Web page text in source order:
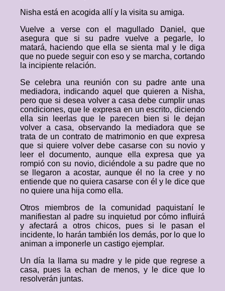
Nisha está en acogida allí y la visita su amiga.
Vuelve a verse con el magullado Daniel, que
asegura que si su padre vuelve a pegarle, lo
matará, haciendo que ella se sienta mal y le diga
que no puede seguir con eso y se marcha, cortando
la incipiente relación.
Se celebra una reunión con su padre ante una
mediadora, indicando aquel que quieren a Nisha,
pero que si desea volver a casa debe cumplir unas
condiciones, que le expresa en un escrito, diciendo
ella sin leerlas que le parecen bien si le dejan
volver a casa, observando la mediadora que se
trata de un contrato de matrimonio en que expresa
que si quiere volver debe casarse con su novio y
leer el documento, aunque ella expresa que ya
rompió con su novio, diciéndole a su padre que no
se llegaron a acostar, aunque él no la cree y no
entiende que no quiera casarse con él y le dice que
no quiere una hija como ella.
Otros miembros de la comunidad paquistaní le
manifiestan al padre su inquietud por cómo influirá
y afectará a otros chicos, pues si le pasan el
incidente, lo harán también los demás, por lo que lo
animan a imponerle un castigo ejemplar.
Un día la llama su madre y le pide que regrese a
casa, pues la echan de menos, y le dice que lo
resolverán juntas.